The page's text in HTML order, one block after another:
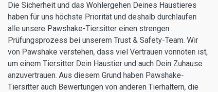
Die Sicherheit und das Wohlergehen Deines Haustieres
haben für uns höchste Priorität und deshalb durchlaufen
alle unsere Pawshake-Tiersitter einen strengen
Prüfungsprozess bei unserem Trust & Safety-Team. Wir
von Pawshake verstehen, dass viel Vertrauen vonnöten ist,
um einem Tiersitter Dein Haustier und auch Dein Zuhause
anzuvertrauen. Aus diesem Grund haben Pawshake-
Tiersitter auch Bewertungen von anderen Tierhaltern, die